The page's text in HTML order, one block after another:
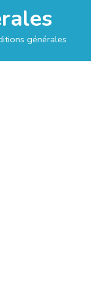
générales